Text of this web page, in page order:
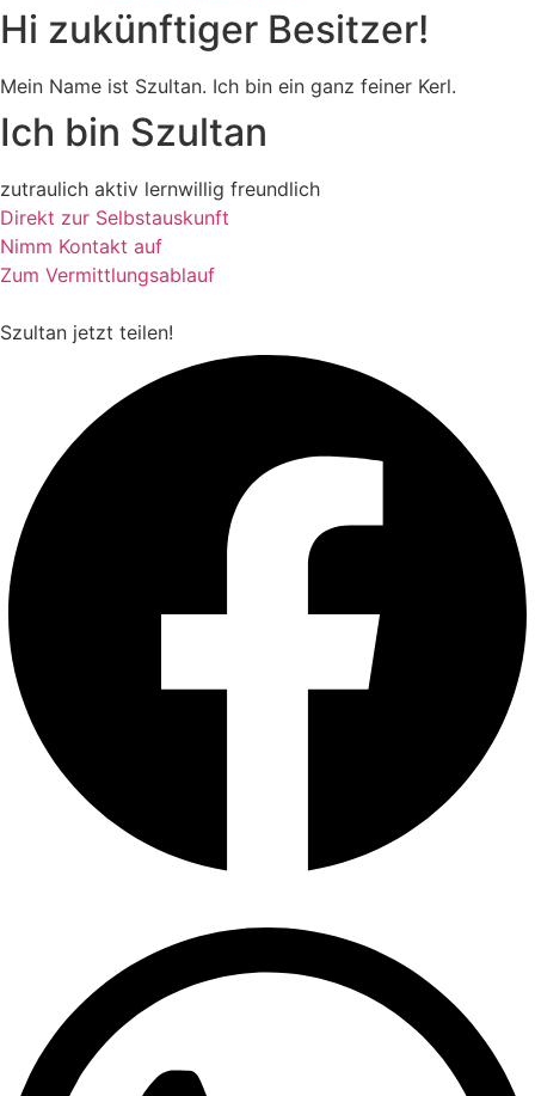
Hi zukünftiger Besitzer!
Mein Name ist Szultan. Ich bin ein ganz feiner Kerl.
Ich bin Szultan
zutraulich aktiv lernwillig freundlich
Direkt zur Selbstauskunft
Nimm Kontakt auf
Zum Vermittlungsablauf
Szultan jetzt teilen!